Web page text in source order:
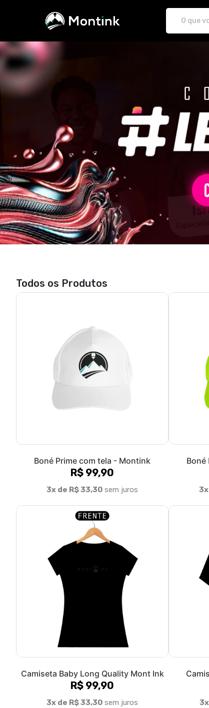
Plataforma de Print-On-
Todos os Produtos
Boné Prime com tela - Montink
R$ 99,90
3x de R$ 33,30 sem juros
Boné
Camiseta Baby Long Quality Mont Ink
R$ 99,90
3x de R$ 33,30 sem juros